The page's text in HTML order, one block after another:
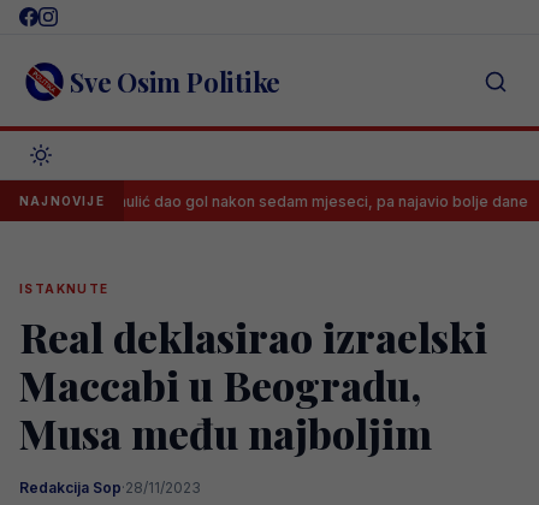
Skip
content Sve Osim Politike
NAJNOVIJE
Said Hamulić dao gol nakon sedam mjeseci, pa najavio bolje dane
ISTAKNUTE
Real deklasirao izraelski
Maccabi u Beogradu,
Musa među najboljim
Redakcija Sop·28/11/2023